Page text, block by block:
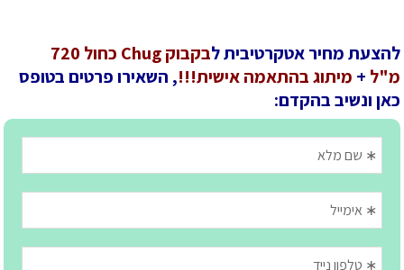
להצעת מחיר אטקרטיבית ל
בקבוק Chug כחול 720
מ"ל + מיתוג בהתאמה אישית!!!, השאירו פרטים בטופס
כאן ונשיב בהקדם: